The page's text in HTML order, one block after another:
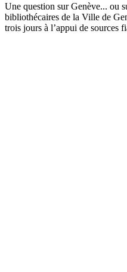
Une question sur Genève... ou
bibliothécaires de la Ville de
trois jours à l’appui de sources